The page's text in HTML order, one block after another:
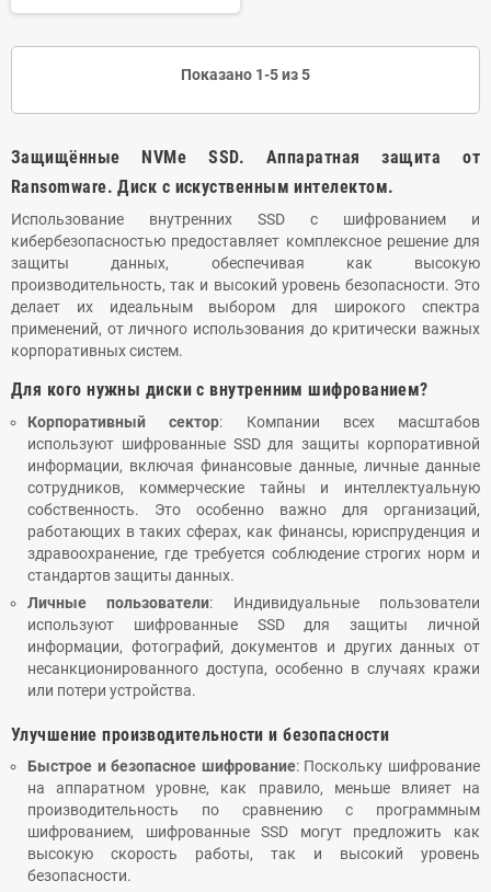
Показано 1-5 из 5
Защищённые NVMe SSD. Аппаратная защита от
Ransomware. Диск с искуственным интелектом.
Использование внутренних SSD с шифрованием и
кибербезопасностью предоставляет комплексное решение для
защиты данных, обеспечивая как высокую
производительность, так и высокий уровень безопасности. Это
делает их идеальным выбором для широкого спектра
применений, от личного использования до критически важных
корпоративных систем.
Для кого нужны диски с внутренним шифрованием?
Корпоративный сектор: Компании всех масштабов
используют шифрованные SSD для защиты корпоративной
информации, включая финансовые данные, личные данные
сотрудников, коммерческие тайны и интеллектуальную
собственность. Это особенно важно для организаций,
работающих в таких сферах, как финансы, юриспруденция и
здравоохранение, где требуется соблюдение строгих норм и
стандартов защиты данных.
Личные пользователи: Индивидуальные пользователи
используют шифрованные SSD для защиты личной
информации, фотографий, документов и других данных от
несанкционированного доступа, особенно в случаях кражи
или потери устройства.
Улучшение производительности и безопасности
Быстрое и безопасное шифрование: Поскольку шифрование
на аппаратном уровне, как правило, меньше влияет на
производительность по сравнению с программным
шифрованием, шифрованные SSD могут предложить как
высокую скорость работы, так и высокий уровень
безопасности.